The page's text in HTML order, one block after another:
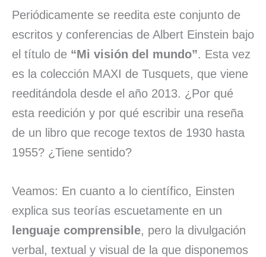
Periódicamente se reedita este conjunto de
escritos y conferencias de Albert Einstein bajo
el título de “Mi visión del mundo”. Esta vez
es la colección MAXI de Tusquets, que viene
reeditándola desde el año 2013. ¿Por qué
esta reedición y por qué escribir una reseña
de un libro que recoge textos de 1930 hasta
1955? ¿Tiene sentido?
Veamos: En cuanto a lo científico, Einsten
explica sus teorías escuetamente en un
lenguaje comprensible, pero la divulgación
verbal, textual y visual de la que disponemos